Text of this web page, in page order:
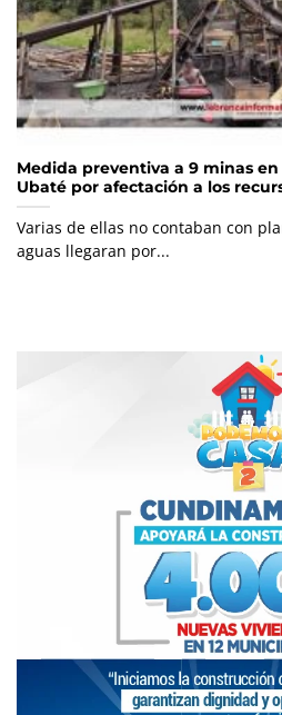
Medida preventiva a 9 minas
Ubaté por afectación a los
Varias de ellas no contaban con
aguas llegaran por...